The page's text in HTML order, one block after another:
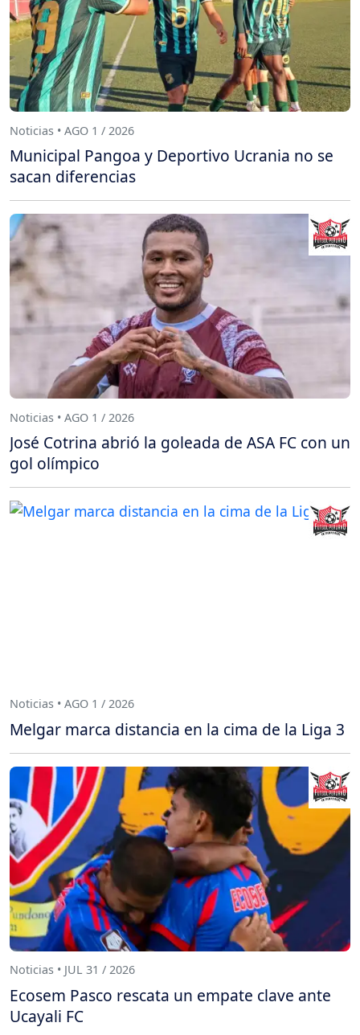
Noticias • AGO 1 / 2026
Municipal Pangoa y Deportivo Ucrania no se
sacan diferencias
Noticias • AGO 1 / 2026
José Cotrina abrió la goleada de ASA FC con un
gol olímpico
Noticias • AGO 1 / 2026
Melgar marca distancia en la cima de la Liga 3
Noticias • JUL 31 / 2026
Ecosem Pasco rescata un empate clave ante
Ucayali FC